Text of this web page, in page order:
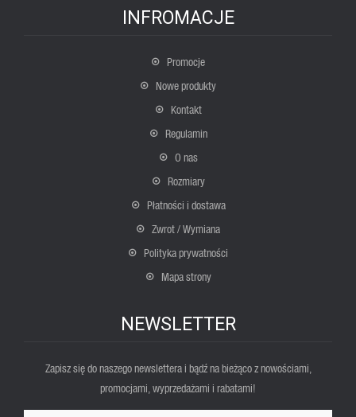
INFROMACJE
Promocje
Nowe produkty
Kontakt
Regulamin
O nas
Rozmiary
Płatności i dostawa
Zwrot / Wymiana
Polityka prywatności
Mapa strony
NEWSLETTER
Zapisz się do naszego newslettera i bądź na bieżąco z nowościami,
promocjami, wyprzedażami i rabatami!